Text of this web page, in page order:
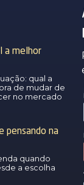
a melhor
qual a
de mudar de
no mercado
pensando na
quando
a escolha